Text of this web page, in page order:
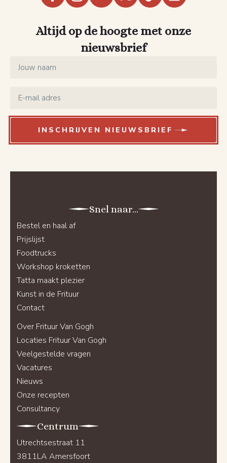
Altijd op de hoogte met onze
nieuwsbrief
INSCHRIJVEN NIEUWSBRIEF
Snel naar...
Bestel en haal af
Prijslijst
Foodtrucks
Workshop kroketten
Tatta maakt plezier
Kunst in de Frituur
Contact
Over Frituur Van Gogh
Locaties Frituur Van Gogh
Veelgestelde vragen
Vacatures
Nieuws
Onze recepten
Consultancy
Centrum
Utrechtsestraat 11
3811LA Amersfoort